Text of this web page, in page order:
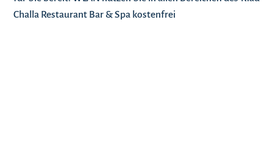
Challa Restaurant Bar & Spa kostenfrei